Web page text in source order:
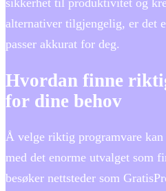
sikkerhet til produktivitet og
alternativer tilgjengelig, er det
passer akkurat for deg.
Hvordan finne
for dine behov
Å velge riktig programvare
med det enorme utvalget som
besøker nettsteder som